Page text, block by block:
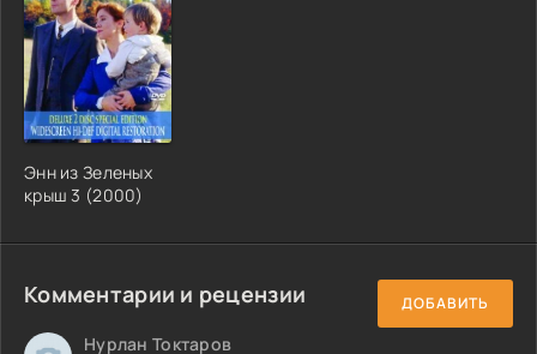
Энн из Зеленых
крыш 3 (2000)
Комментарии и рецензии ДОБАВИТЬ
Нурлан Токтаров